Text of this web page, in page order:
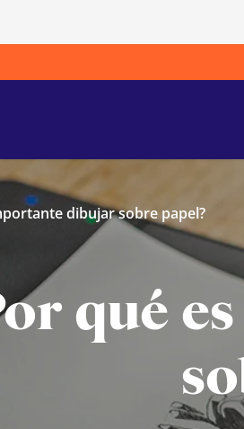
dibujar sobre papel?
qué